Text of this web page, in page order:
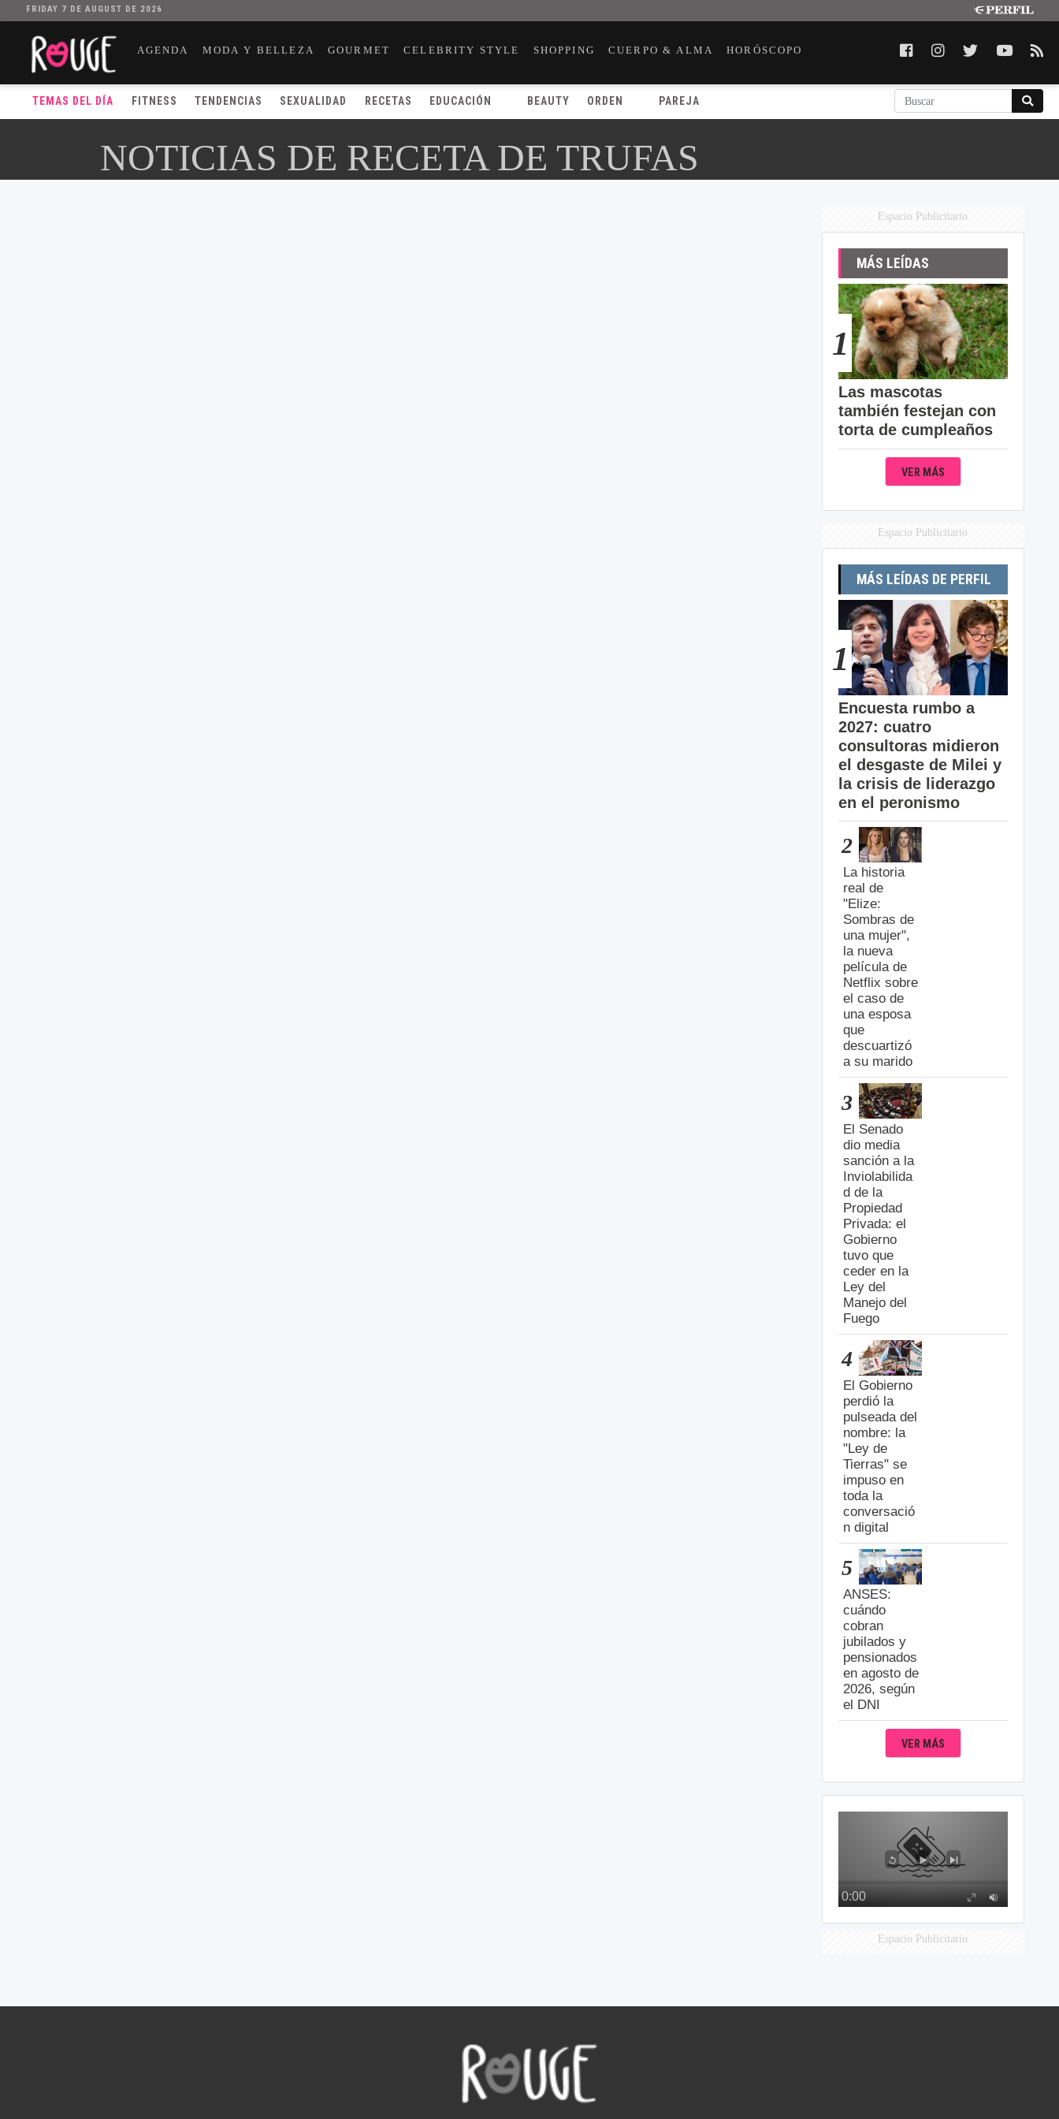
FRIDAY 7 DE AUGUST DE 2026
AGENDA MODA Y BELLEZA GOURMET CELEBRITY STYLE SHOPPING CUERPO & ALMA HORÓSCOPO
TEMAS DEL DÍA FITNESS TENDENCIAS SEXUALIDAD RECETAS EDUCACIÓN BEAUTY ORDEN PAREJA
NOTICIAS DE RECETA DE TRUFAS
Espacio Publicitario
MÁS LEÍDAS
1
Las mascotas
también festejan con
torta de cumpleaños
VER MÁS
Espacio Publicitario
MÁS LEÍDAS DE PERFIL
1
Encuesta rumbo a
2027: cuatro
consultoras midieron
el desgaste de Milei y
la crisis de liderazgo
en el peronismo
2
La historia
real de
"Elize:
Sombras de
una mujer",
la nueva
película de
Netflix sobre
el caso de
una esposa
que
descuartizó
a su marido
3
El Senado
dio media
sanción a la
Inviolabilida
d de la
Propiedad
Privada: el
Gobierno
tuvo que
ceder en la
Ley del
Manejo del
Fuego
4
El Gobierno
perdió la
pulseada del
nombre: la
"Ley de
Tierras" se
impuso en
toda la
conversació
n digital
5
ANSES:
cuándo
cobran
jubilados y
pensionados
en agosto de
2026, según
el DNI
VER MÁS
Espacio Publicitario